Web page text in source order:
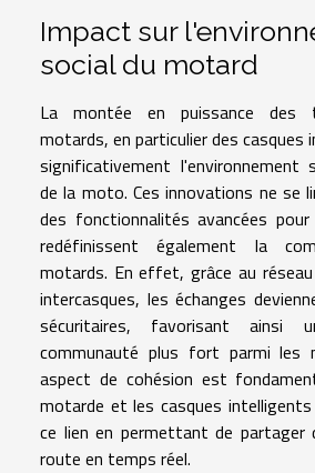
Impact sur
social du motard
La montée en puissance des
motards, en particulier des
significativement l'environnement
de la moto. Ces innovations ne
des fonctionnalités avancées
redéfinissent également la
motards. En effet, grâce au
intercasques, les échanges
sécuritaires, favorisant ainsi
communauté plus fort parmi les
aspect de cohésion est
motarde et les casques
ce lien en permettant de partager
route en temps réel.